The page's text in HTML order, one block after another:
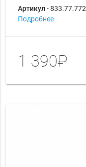
Артикул- 833.77.772
Подробнее
1 390₽